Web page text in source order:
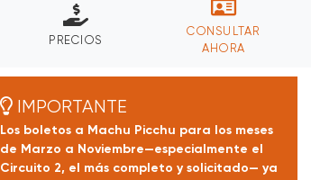
PRECIOS
CONSULTAR
AHORA
IMPORTANTE
Los boletos a Machu Picchu para los meses
de Marzo a Noviembre—especialmente el
Circuito 2, el más completo y solicitado— ya